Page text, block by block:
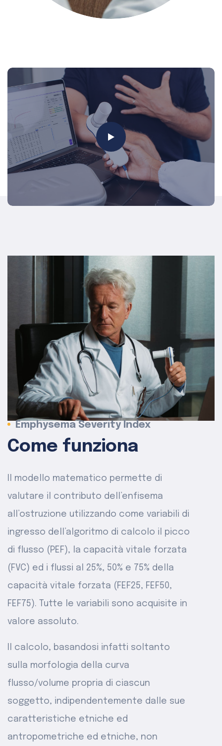
Emphysema Severity Index
Come funziona
Il modello matematico permette di
valutare il contributo dell’enfisema
all’ostruzione utilizzando come variabili di
ingresso dell’algoritmo di calcolo il picco
di flusso (PEF), la capacità vitale forzata
(FVC) ed i flussi al 25%, 50% e 75% della
capacità vitale forzata (FEF25, FEF50,
FEF75). Tutte le variabili sono acquisite in
valore assoluto.
Il calcolo, basandosi infatti soltanto
sulla morfologia della curva
flusso/volume propria di ciascun
soggetto, indipendentemente dalle sue
caratteristiche etniche ed
antropometriche ed etniche, non